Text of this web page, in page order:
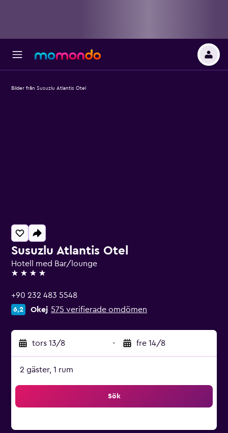
Susuzlu Atlantis Otel
Hotell med Bar/lounge
4 stjärnor
+90 232 483 5548
6,2 Okej 575 verifierade omdömen
tors 13/8 - fre 14/8
2 gäster, 1 rum
Sök
Bilder från Susuzlu Atlantis Otel